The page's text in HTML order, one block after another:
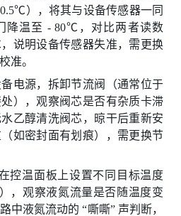
），将其与设备传感器一同
降温至 - 80℃，对比两者读数
说明设备传感器失准，需更换
准。
备电源，拆卸节流阀（通常位于
），观察阀芯是否有杂质卡滞
乙醇清洗阀芯，晾干后重新安
如密封面有划痕），需更换节
控温面板上设置不同目标温度
，观察液氮流量是否随温度变
中液氮流动的 “嘶嘶” 声判断，